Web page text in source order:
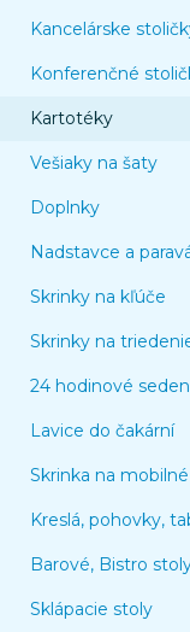
Kancelárske
Konferenčné
Kartotéky
Vešiaky na šaty
Doplnky
Nadstavce a
Skrinky na kľúče
Skrinky na
24 hodinové
Lavice do čakární
Skrinka na
Kreslá, pohovky,
Barové, Bistro
Sklápacie stoly